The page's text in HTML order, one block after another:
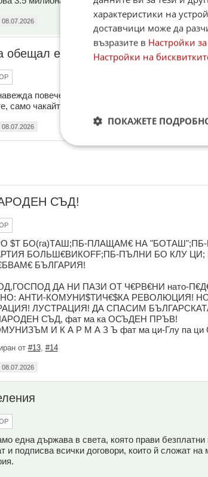
08.07.2026
обещал е
повече от ТОЛУПА. Около 1 милион
само чакайте и гледайте.
08.07.2026
СЪД!
$Т БО(га)ТАШ;ПБ-ПЛАЩАМ€ НА
БОЛЬШ€ВИКОFF;ПБ-ПЪЛНИ БО КЛУ ЦИ;
БЪЛГАРИЯ!
ДА НИ ПАЗИ ОТ Ч€РВ€НИ нато-
АНТИ-КОМУНИ$ТИЧ€$КА РЕВОЛЮЦИЯ!
ЛУСТРАЦИЯ! ДА СПАСИМ
СЪД, фат ма ка ОСЪДЕН ПРЪВ!
И К А Р М А З Ъ фат ма ци-Глу па ци
от #13, #14
08.07.2026
една държава в света, която прави
и подписва всички договори, които й сложат
характеристики на
доставчици може да
възразите в Настройки
Настройки на
ПОКАЖЕТЕ